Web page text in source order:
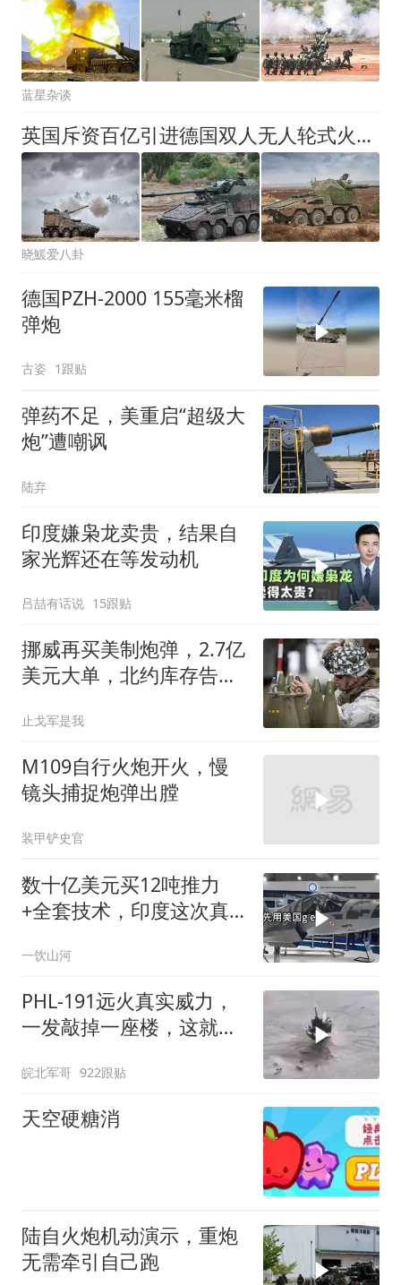
蓝星杂谈
英国斥资百亿引进德国双人无人轮式火炮，作战效能是PzH2000的3倍！
晓鰀爱八卦
德国PZH-2000 155毫米榴
弹炮
古姿 1跟贴
弹药不足，美重启“超级大
炮”遭嘲讽
陆弃
印度嫌枭龙卖贵，结果自
家光辉还在等发动机
吕喆有话说 15跟贴
挪威再买美制炮弹，2.7亿
美元大单，北约库存告急
止戈军是我
M109自行火炮开火，慢
镜头捕捉炮弹出膛
装甲铲史官
数十亿美元买12吨推力
+全套技术，印度这次真
一饮山河
PHL-191远火真实威力，
一发敲掉一座楼，这就是
皖北军哥 922跟贴
天空硬糖消
陆自火炮机动演示，重炮
无需牵引自己跑